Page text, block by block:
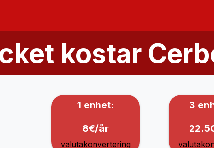
kostar
1 enhet:
8€/år
valutakonvertering
3